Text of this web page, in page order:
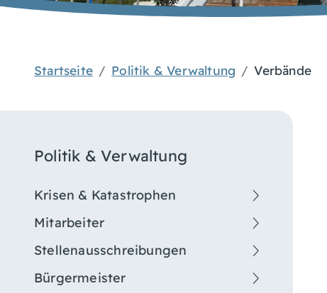
Startseite Politik & Verwaltung Verbände
Politik & Verwaltung
Krisen & Katastrophen
Mitarbeiter
Stellenausschreibungen
Bürgermeister